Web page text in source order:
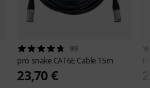
99
pro snake CAT6E Cable 15m
23,70 €